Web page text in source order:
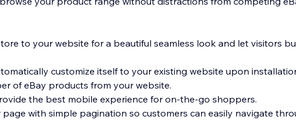
to your website for a beautiful seamless look and let visitors
customize itself to your existing website upon
of eBay products from your website.
the best mobile experience for on-the-go shoppers.
with simple pagination so customers can easily navigate